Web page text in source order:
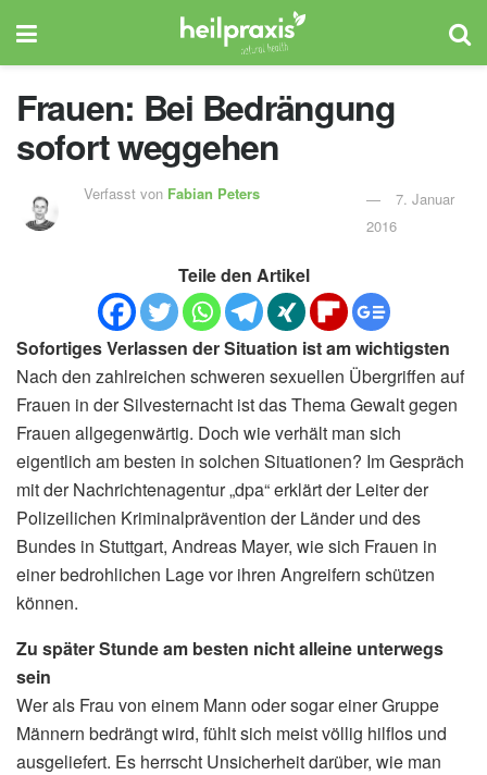
Frauen: Bei Bedrängung
sofort weggehen
Verfasst von Fabian Peters
7. Januar
2016
Teile den Artikel
Sofortiges Verlassen der Situation ist am wichtigsten
Nach den zahlreichen schweren sexuellen Übergriffen auf
Frauen in der Silvesternacht ist das Thema Gewalt gegen
Frauen allgegenwärtig. Doch wie verhält man sich
eigentlich am besten in solchen Situationen? Im Gespräch
mit der Nachrichtenagentur „dpa“ erklärt der Leiter der
Polizeilichen Kriminalprävention der Länder und des
Bundes in Stuttgart, Andreas Mayer, wie sich Frauen in
einer bedrohlichen Lage vor ihren Angreifern schützen
können.
Zu später Stunde am besten nicht alleine unterwegs
sein
Wer als Frau von einem Mann oder sogar einer Gruppe
Männern bedrängt wird, fühlt sich meist völlig hilflos und
ausgeliefert. Es herrscht Unsicherheit darüber, wie man